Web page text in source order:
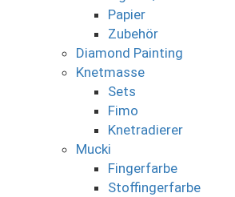
Papier
Zubehör
Diamond Painting
Knetmasse
Sets
Fimo
Knetradierer
Mucki
Fingerfarbe
Stoffingerfarbe